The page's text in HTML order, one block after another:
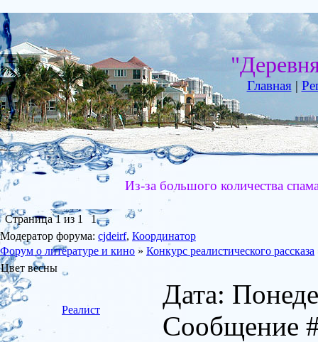
Главная|
Из-за большого количества
Страница1из 1
1
Модератор форума: cjdeirf, Координатор
Форум о литературе и кино » Конкурс реалистического рассказа
Цвет весны
Реалист
Дата:
Сообщение